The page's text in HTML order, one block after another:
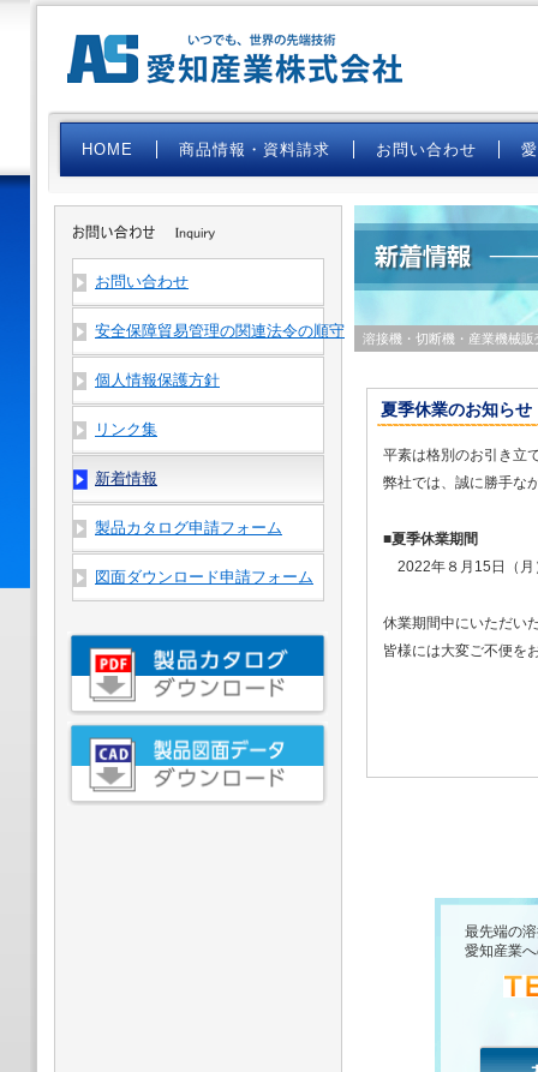
HOME 商品情報・資料請求 お問い合わせ
溶接機・切断機・産業機械
夏季休業のお知ら
平素は格別のお引き立
弊社では、誠に勝手な
■夏季休業期間
2022年８月15日（月
休業期間中にいただい
皆様には大変ご不便を
最先端の
愛知産業
お問い合わせ
安全保障貿易管理の関連法令の順守
個人情報保護方針
リンク集
新着情報
製品カタログ申請フォーム
図面ダウンロード申請フォーム